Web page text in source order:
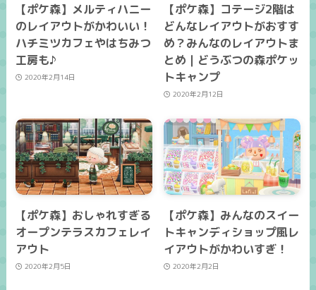
【ポケ森】メルティハニー
のレイアウトがかわいい！
ハチミツカフェやはちみつ
工房も♪
2020年2月14日
【ポケ森】コテージ2階は
どんなレイアウトがおすす
め？みんなのレイアウトま
とめ｜どうぶつの森ポケッ
トキャンプ
2020年2月12日
【ポケ森】おしゃれすぎる
オープンテラスカフェレイ
アウト
2020年2月5日
【ポケ森】みんなのスイー
トキャンディショップ風レ
イアウトがかわいすぎ！
2020年2月2日